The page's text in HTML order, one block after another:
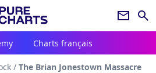
newsletter search
Charts français
/ The Brian Jonestown Massacre